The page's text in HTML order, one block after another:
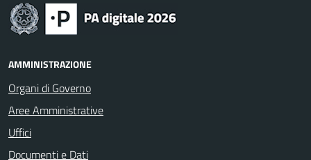
AMMINISTRAZIONE
Organi di Governo
Aree Amministrative
Uffici
Documenti e Dati